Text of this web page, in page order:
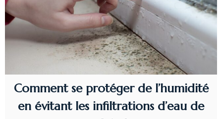
Comment se protéger de l’humidité
en évitant les infiltrations d’eau de